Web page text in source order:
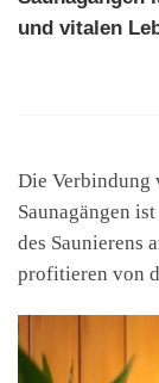
und vitalen
Die Verbindung
Saunagängen
des Saunierens
profitieren von